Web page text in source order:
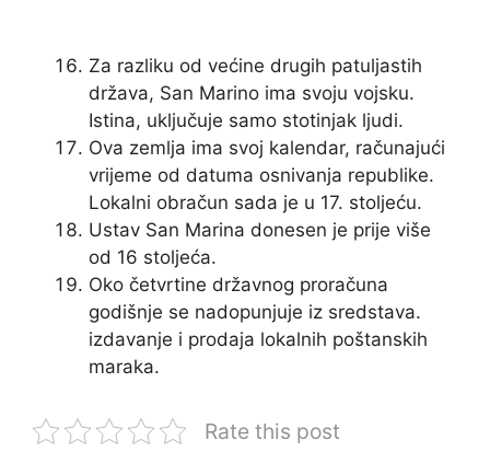
Za razliku od većine drugih patuljastih
država, San Marino ima svoju vojsku.
Istina, uključuje samo stotinjak ljudi.
Ova zemlja ima svoj kalendar, računajući
vrijeme od datuma osnivanja republike.
Lokalni obračun sada je u 17. stoljeću.
Ustav San Marina donesen je prije više
od 16 stoljeća.
Oko četvrtine državnog proračuna
godišnje se nadopunjuje iz sredstava.
izdavanje i prodaja lokalnih poštanskih
maraka.
Rate this post